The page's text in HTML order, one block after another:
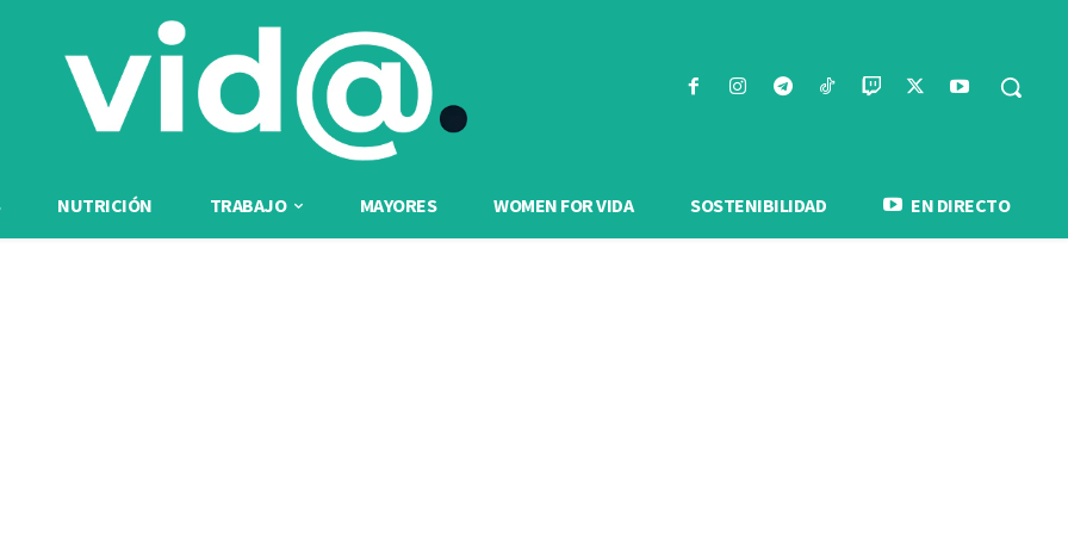
NUTRICIÓN TRABAJO MAYORES WOMEN FOR VIDA SOSTENIBILIDAD EN DIRECTO